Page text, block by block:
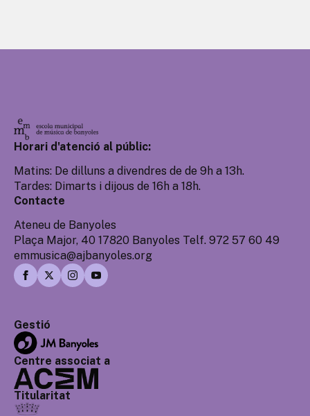
Horari d'atenció al públic:
Matins: De dilluns a divendres de de 9h a 13h.
Tardes: Dimarts i dijous de 16h a 18h.
Contacte
Ateneu de Banyoles
Plaça Major, 40 17820 Banyoles Telf. 972 57 60 49
emmusica@ajbanyoles.org
Gestió
Centre associat a
Titularitat